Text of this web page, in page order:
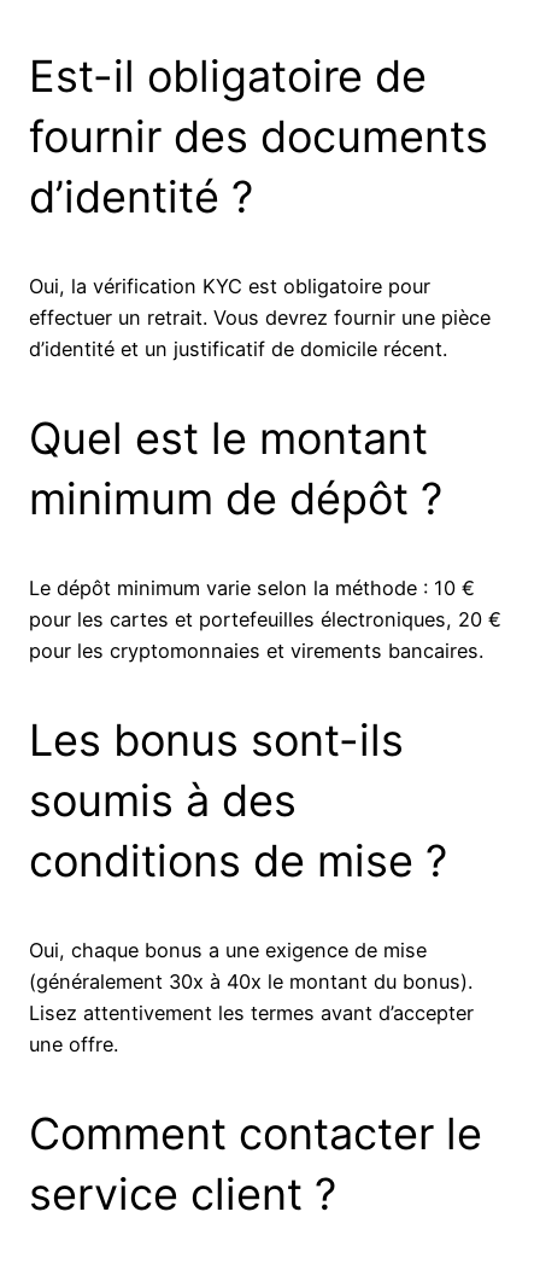
Est-il obligatoire de
fournir des documents
d’identité ?
Oui, la vérification KYC est obligatoire pour
effectuer un retrait. Vous devrez fournir une pièce
d’identité et un justificatif de domicile récent.
Quel est le montant
minimum de dépôt ?
Le dépôt minimum varie selon la méthode : 10 €
pour les cartes et portefeuilles électroniques, 20 €
pour les cryptomonnaies et virements bancaires.
Les bonus sont-ils
soumis à des
conditions de mise ?
Oui, chaque bonus a une exigence de mise
(généralement 30x à 40x le montant du bonus).
Lisez attentivement les termes avant d’accepter
une offre.
Comment contacter le
service client ?